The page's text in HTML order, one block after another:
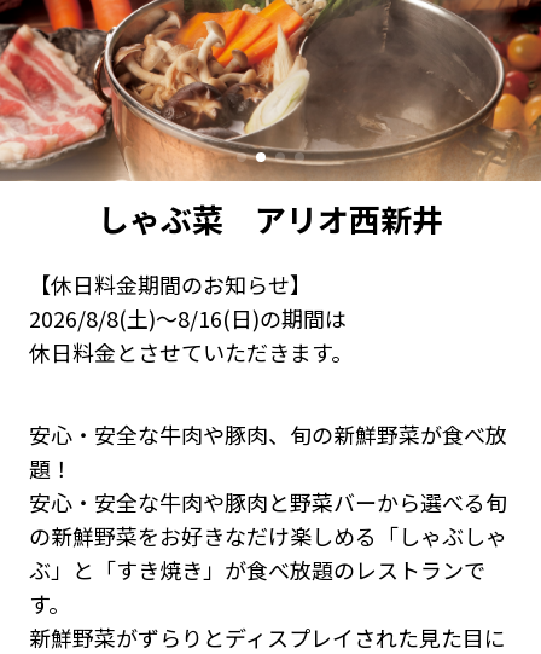
しゃぶ菜 アリオ西新井
【休日料金期間のお知らせ】
2026/8/8(土)～8/16(日)の期間は
休日料金とさせていただきます。
安心・安全な牛肉や豚肉、旬の新鮮野菜が食べ放
題！
安心・安全な牛肉や豚肉と野菜バーから選べる旬
の新鮮野菜をお好きなだけ楽しめる「しゃぶしゃ
ぶ」と「すき焼き」が食べ放題のレストランで
す。
新鮮野菜がずらりとディスプレイされた見た目に